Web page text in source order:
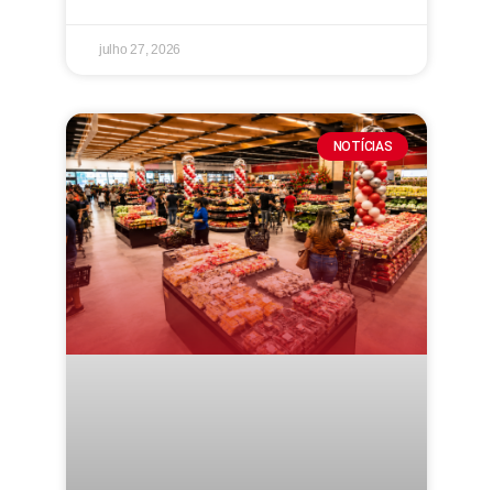
julho 27, 2026
NOTÍCIAS